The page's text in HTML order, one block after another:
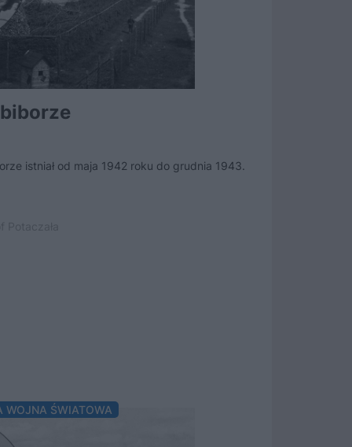
istniał od maja 1942 roku do grudnia 1943.
WOJNA ŚWIATOWA